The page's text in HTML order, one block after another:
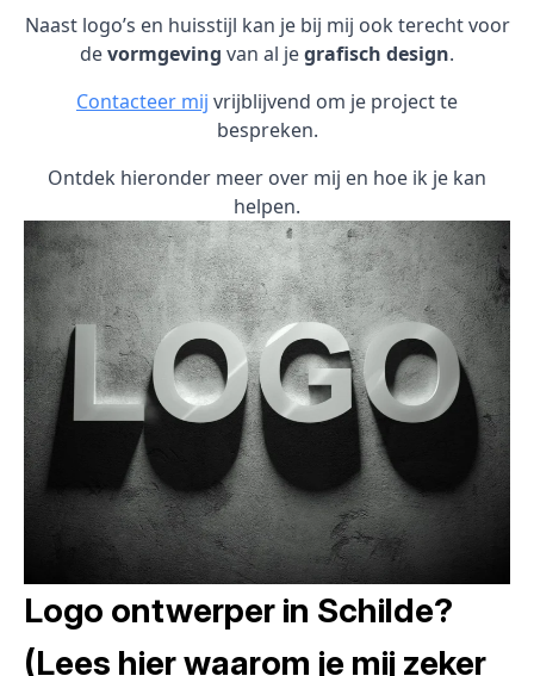
Naast logo’s en huisstijl kan je bij mij ook terecht voor
devormgeving van al jegrafisch design.
Contacteer mij vrijblijvend om je project te
bespreken.
Ontdek hieronder meer over mij en hoe ik je kan
helpen.
Logo ontwerper in Schilde?
(Lees hier waarom je mij zeker